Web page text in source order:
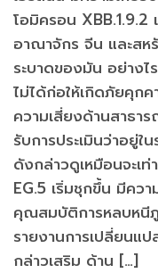
โอมิครอน XBB.1.9.2
อาณาจักร จีน และสห
ระบาดของมัน อย่าง
ไม่ได้ก่อให้เกิดภัยคุก
ความเสี่ยงด้านสาธา
รับการประเมินว่าอยู่ใ
ดังกล่าวดูเหมือนจะเ
EG.5 เริ่มชุกขึ้น มีคว
คุณสมบัติการหลบห
รายงานการเปลี่ยนแ
กล่าวเสริม ด้าน […]